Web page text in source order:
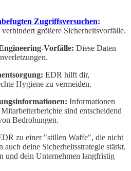
Zugriffsversuchen:
größere Sicherheitsvorfälle.
Vorfälle: Diese Daten
EDR hilft dir,
Hygiene zu vermeiden.
Informationen
sind entscheidend
Bedrohungen.
zu einer "stillen Waffe", die nicht
deine Sicherheitsstrategie stärkt.
und dein Unternehmen langfristig